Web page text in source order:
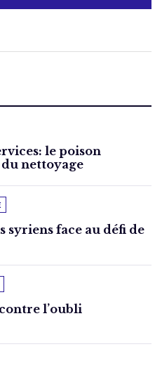
le poison
nettoyage
syriens face au défi de
l’oubli